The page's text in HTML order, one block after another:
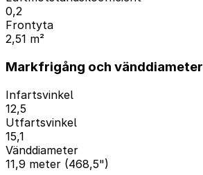
0,2
Frontyta
2,51 m²
Markfrigång och vänddiameter
Infartsvinkel
12,5
Utfartsvinkel
15,1
Vänddiameter
11,9 meter (468,5")